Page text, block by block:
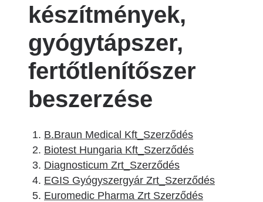
készítmények,
gyógytápszer,
fertőtlenítőszer
beszerzése
B.Braun Medical Kft_Szerződés
Biotest Hungaria Kft_Szerződés
Diagnosticum Zrt_Szerződés
EGIS Gyógyszergyár Zrt_Szerződés
Euromedic Pharma Zrt Szerződés